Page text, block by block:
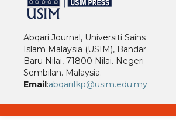
Abqari Journal, Universiti Sains
Islam Malaysia (USIM), Bandar
Baru Nilai, 71800 Nilai. Negeri
Sembilan. Malaysia.
Email:abqarifkp@usim.edu.my